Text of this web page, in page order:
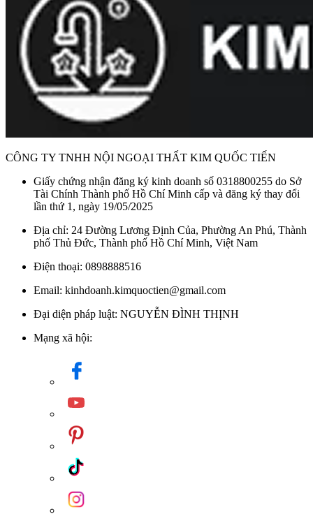
CÔNG TY TNHH NỘI NGOẠI THẤT KIM QUỐC TIẾN
Giấy chứng nhận đăng ký kinh doanh số 0318800255 do Sở
Tài Chính Thành phố Hồ Chí Minh cấp và đăng ký thay đổi
lần thứ 1, ngày 19/05/2025
Địa chỉ: 24 Đường Lương Định Của, Phường An Phú, Thành
phố Thủ Đức, Thành phố Hồ Chí Minh, Việt Nam
Điện thoại: 0898888516
Email: kinhdoanh.kimquoctien@gmail.com
Đại diện pháp luật: NGUYỄN ĐÌNH THỊNH
Mạng xã hội: